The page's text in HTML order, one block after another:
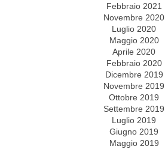
Febbraio 2021
Novembre 2020
Luglio 2020
Maggio 2020
Aprile 2020
Febbraio 2020
Dicembre 2019
Novembre 2019
Ottobre 2019
Settembre 2019
Luglio 2019
Giugno 2019
Maggio 2019